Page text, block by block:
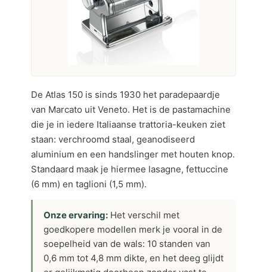
De Atlas 150 is sinds 1930 het paradepaardje
van Marcato uit Veneto. Het is de pastamachine
die je in iedere Italiaanse trattoria-keuken ziet
staan: verchroomd staal, geanodiseerd
aluminium en een handslinger met houten knop.
Standaard maak je hiermee lasagne, fettuccine
(6 mm) en taglioni (1,5 mm).
Onze ervaring: Het verschil met
goedkopere modellen merk je vooral in de
soepelheid van de wals: 10 standen van
0,6 mm tot 4,8 mm dikte, en het deeg glijdt